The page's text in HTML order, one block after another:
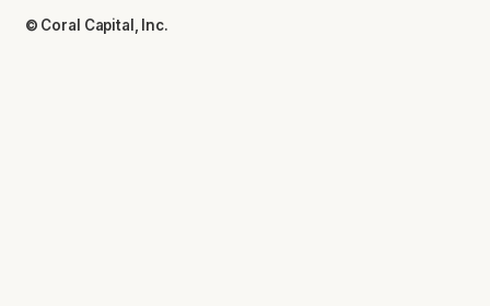
© Coral Capital, Inc.